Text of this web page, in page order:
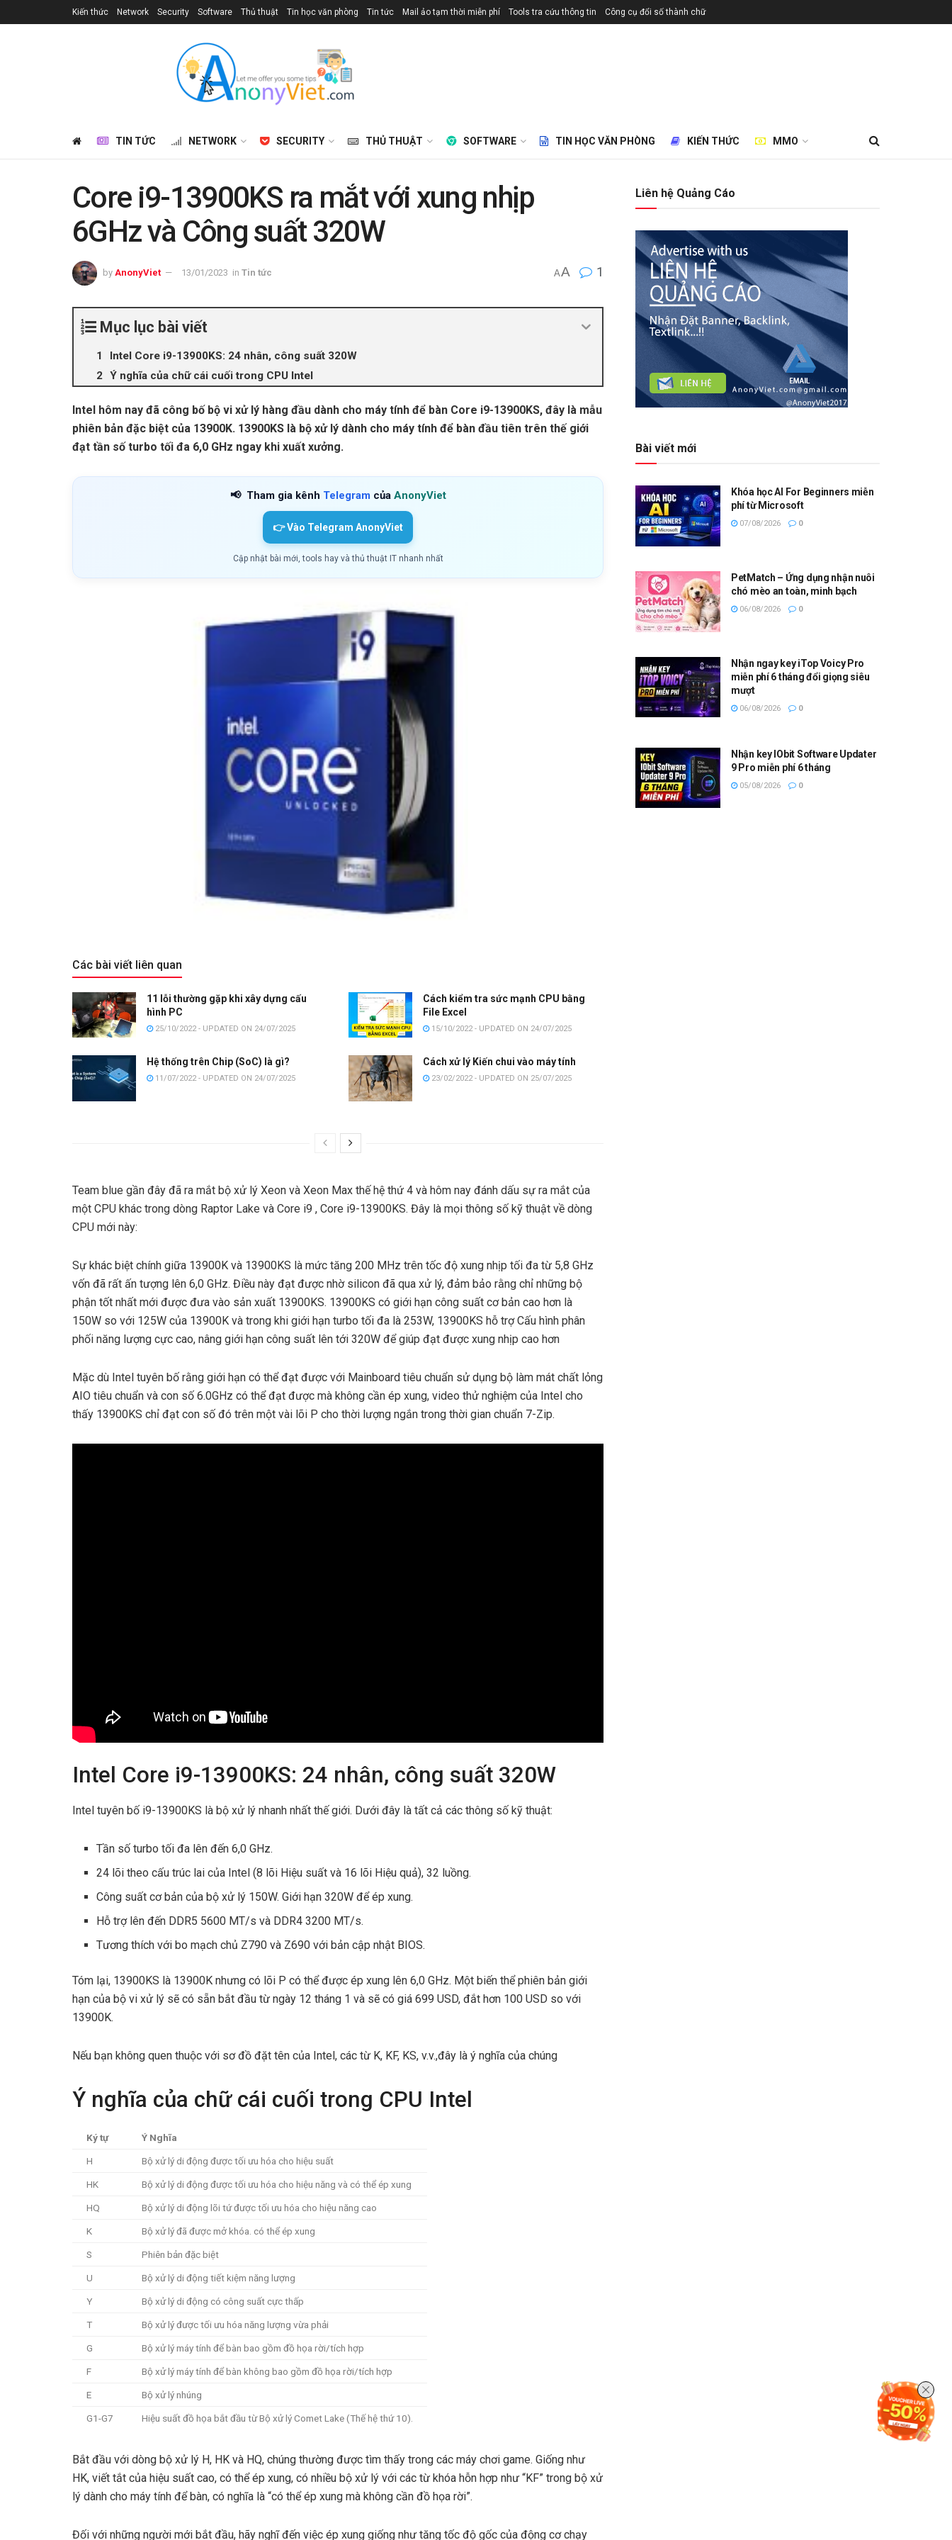
Kiến thức Network Security Software Thủ thuật Tin học văn phòng Tin tức Mail ảo tạm thời miễn phí Tools tra cứu thông tin Công cụ đổi số thành chữ
TIN TỨC NETWORK SECURITY THỦ THUẬT SOFTWARE TIN HỌC VĂN PHÒNG KIẾN THỨC MMO
Core i9-13900KS ra mắt với xung nhịp
6GHz và Công suất 320W
by AnonyViet 13/01/2023 in Tin tức AA 1
Mục lục bài viết
Intel Core i9-13900KS: 24 nhân, công suất 320W
Ý nghĩa của chữ cái cuối trong CPU Intel
Intel hôm nay đã công bố bộ vi xử lý hàng đầu dành cho máy tính để bàn Core i9-13900KS, đây là mẫu
phiên bản đặc biệt của 13900K. 13900KS là bộ xử lý dành cho máy tính để bàn đầu tiên trên thế giới
đạt tần số turbo tối đa 6,0 GHz ngay khi xuất xưởng.
📢 Tham gia kênh Telegram của AnonyViet
👉 Vào Telegram AnonyViet
Cập nhật bài mới, tools hay và thủ thuật IT nhanh nhất
Các bài viết liên quan
11 lỗi thường gặp khi xây dựng cấu
hình PC
25/10/2022 - UPDATED ON 24/07/2025
Cách kiểm tra sức mạnh CPU bằng
File Excel
15/10/2022 - UPDATED ON 24/07/2025
Hệ thống trên Chip (SoC) là gì?
11/07/2022 - UPDATED ON 24/07/2025
Cách xử lý Kiến chui vào máy tính
23/02/2022 - UPDATED ON 25/07/2025
Team blue gần đây đã ra mắt bộ xử lý Xeon và Xeon Max thế hệ thứ 4 và hôm nay đánh dấu sự ra mắt của
một CPU khác trong dòng Raptor Lake và Core i9 , Core i9-13900KS. Đây là mọi thông số kỹ thuật về dòng
CPU mới này:
Sự khác biệt chính giữa 13900K và 13900KS là mức tăng 200 MHz trên tốc độ xung nhịp tối đa từ 5,8 GHz
vốn đã rất ấn tượng lên 6,0 GHz. Điều này đạt được nhờ silicon đã qua xử lý, đảm bảo rằng chỉ những bộ
phận tốt nhất mới được đưa vào sản xuất 13900KS. 13900KS có giới hạn công suất cơ bản cao hơn là
150W so với 125W của 13900K và trong khi giới hạn turbo tối đa là 253W, 13900KS hỗ trợ Cấu hình phân
phối năng lượng cực cao, nâng giới hạn công suất lên tới 320W để giúp đạt được xung nhịp cao hơn
Mặc dù Intel tuyên bố rằng giới hạn có thể đạt được với Mainboard tiêu chuẩn sử dụng bộ làm mát chất lỏng
AIO tiêu chuẩn và con số 6.0GHz có thể đạt được mà không cần ép xung, video thử nghiệm của Intel cho
thấy 13900KS chỉ đạt con số đó trên một vài lõi P cho thời lượng ngắn trong thời gian chuẩn 7-Zip.
Intel Core i9-13900KS: 24 nhân, công suất 320W
Intel tuyên bố i9-13900KS là bộ xử lý nhanh nhất thế giới. Dưới đây là tất cả các thông số kỹ thuật:
Tần số turbo tối đa lên đến 6,0 GHz.
24 lõi theo cấu trúc lai của Intel (8 lõi Hiệu suất và 16 lõi Hiệu quả), 32 luồng.
Công suất cơ bản của bộ xử lý 150W. Giới hạn 320W để ép xung.
Hỗ trợ lên đến DDR5 5600 MT/s và DDR4 3200 MT/s.
Tương thích với bo mạch chủ Z790 và Z690 với bản cập nhật BIOS.
Tóm lại, 13900KS là 13900K nhưng có lõi P có thể được ép xung lên 6,0 GHz. Một biến thể phiên bản giới
hạn của bộ vi xử lý sẽ có sẵn bắt đầu từ ngày 12 tháng 1 và sẽ có giá 699 USD, đắt hơn 100 USD so với
13900K.
Nếu bạn không quen thuộc với sơ đồ đặt tên của Intel, các từ K, KF, KS, v.v.,đây là ý nghĩa của chúng
Ý nghĩa của chữ cái cuối trong CPU Intel
Ký tự Ý Nghĩa
H Bộ xử lý di động được tối ưu hóa cho hiệu suất
HK Bộ xử lý di động được tối ưu hóa cho hiệu năng và có thể ép xung
HQ Bộ xử lý di động lõi tứ được tối ưu hóa cho hiệu năng cao
K Bộ xử lý đã được mở khóa. có thể ép xung
S Phiên bản đặc biệt
U Bộ xử lý di động tiết kiệm năng lượng
Y Bộ xử lý di động có công suất cực thấp
T Bộ xử lý được tối ưu hóa năng lượng vừa phải
G Bộ xử lý máy tính để bàn bao gồm đồ họa rời/tích hợp
F Bộ xử lý máy tính để bàn không bao gồm đồ họa rời/tích hợp
E Bộ xử lý nhúng
G1-G7 Hiệu suất đồ họa bắt đầu từ Bộ xử lý Comet Lake (Thế hệ thứ 10).
Bắt đầu với dòng bộ xử lý H, HK và HQ, chúng thường được tìm thấy trong các máy chơi game. Giống như
HK, viết tắt của hiệu suất cao, có thể ép xung, có nhiều bộ xử lý với các từ khóa hỗn hợp như “KF” trong bộ xử
lý dành cho máy tính để bàn, có nghĩa là “có thể ép xung mà không cần đồ họa rời”.
Đối với những người mới bắt đầu, hãy nghĩ đến việc ép xung giống như tăng tốc độ gốc của động cơ chạy
Liên hệ Quảng Cáo
Bài viết mới
Khóa học AI For Beginners miễn
phí từ Microsoft
07/08/2026 0
PetMatch – Ứng dụng nhận nuôi
chó mèo an toàn, minh bạch
06/08/2026 0
Nhận ngay key iTop Voicy Pro
miễn phí 6 tháng đổi giọng siêu
mượt
06/08/2026 0
Nhận key IObit Software Updater
9 Pro miễn phí 6 tháng
05/08/2026 0